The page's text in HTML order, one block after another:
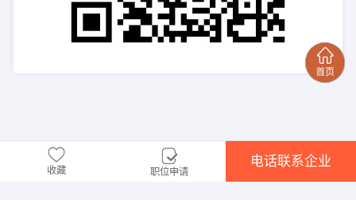
收藏 职位申请
电话联系企业